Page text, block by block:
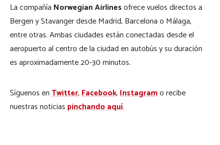
La compañía Norwegian Airlinesofrece vuelos directos a
Bergen y Stavanger desde Madrid, Barcelona o Málaga,
entre otras. Ambas ciudades están conectadas desde el
aeropuerto al centro de la ciudad en autobús y su duración
es aproximadamente 20-30 minutos.
Síguenos enTwitter,Facebook,Instagramo recibe
nuestras noticias pinchando aquí.